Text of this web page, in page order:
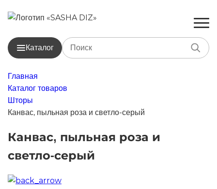
Каталог
Главная
Каталог товаров
Шторы
Канвас, пыльная роза и светло-серый
Канвас, пыльная роза и
светло-серый